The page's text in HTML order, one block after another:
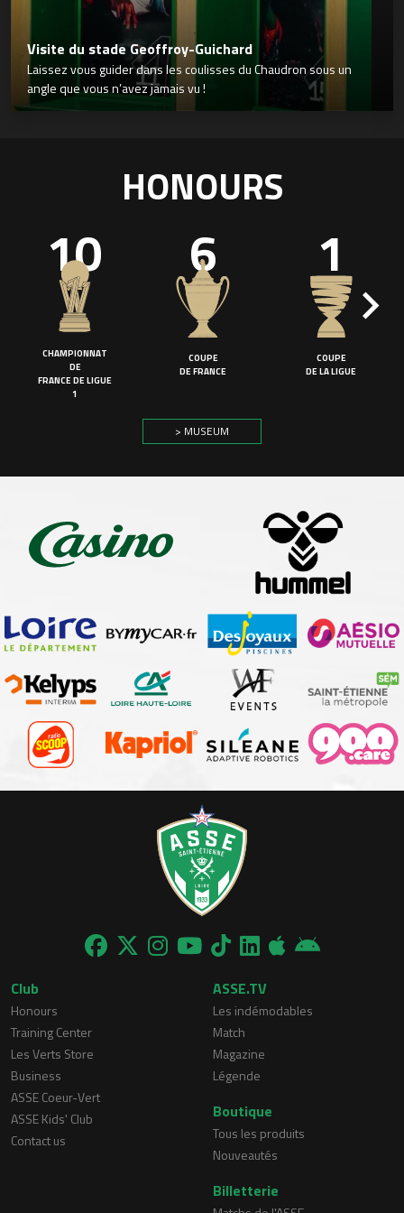
Visite du stade Geoffroy-Guichard
Laissez vous guider dans les coulisses du Chaudron sous un
angle que vous n’avez jamais vu !
HONOURS
10
CHAMPIONNAT
DE
FRANCE DE LIGUE
1
6
COUPE
DE FRANCE
1
COUPE
DE LA LIGUE
> MUSEUM
Club
Honours
Training Center
Les Verts Store
Business
ASSE Coeur-Vert
ASSE Kids' Club
Contact us
ASSE.TV
Les indémodables
Match
Magazine
Légende
Boutique
Tous les produits
Nouveautés
Billetterie